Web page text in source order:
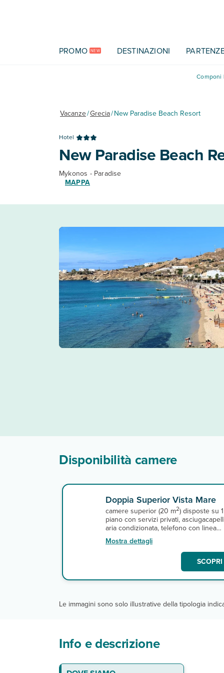
PROMO NEW DESTINAZIONI
Componi
Vacanze/Grecia/New Paradise Beach Resort
Hotel
New Paradise Beach
Mykonos - Paradise
MAPPA
Disponibilità camere
Doppia Superior Vista Mare
camere superior (20 m2) disposte su 1
piano con servizi privati,
aria condizionata, telefono con linea
diretta, TV satellitare, connessione Wi-
Fi, minifrigo, cassetta di sicurezza e
terrazza o balcone vista mare.
Mostra dettagli
Le immagini sono solo illustrative della tipologia
Info e descrizione
La spiaggia
Le camere
Ristoranti e bar
Servizi